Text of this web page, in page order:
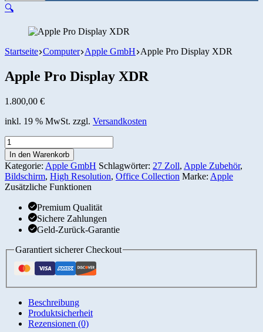
🔍
Startseite Computer Apple GmbH Apple Pro Display XDR
Apple Pro Display XDR
1.800,00 €
inkl. 19 % MwSt. zzgl. Versandkosten
Apple
Pro
Display
XDR
Menge
In den Warenkorb
Kategorie: Apple GmbH Schlagwörter: 27 Zoll, Apple Zubehör,
Bildschirm, High Resolution, Office Collection Marke: Apple
Zusätzliche Funktionen
Premium Qualität
Sichere Zahlungen
Geld-Zurück-Garantie
Garantiert sicherer Checkout
Beschreibung
Produktsicherheit
Rezensionen (0)